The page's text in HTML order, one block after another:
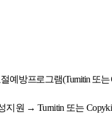
예방프로그램(Turnitin 또는
지원 → Turnitin 또는